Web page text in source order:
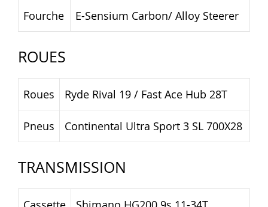
Fourche E-Sensium Carbon/ Alloy Steerer
ROUES
Roues Ryde Rival 19 / Fast Ace Hub 28T
Pneus Continental Ultra Sport 3 SL 700X28
TRANSMISSION